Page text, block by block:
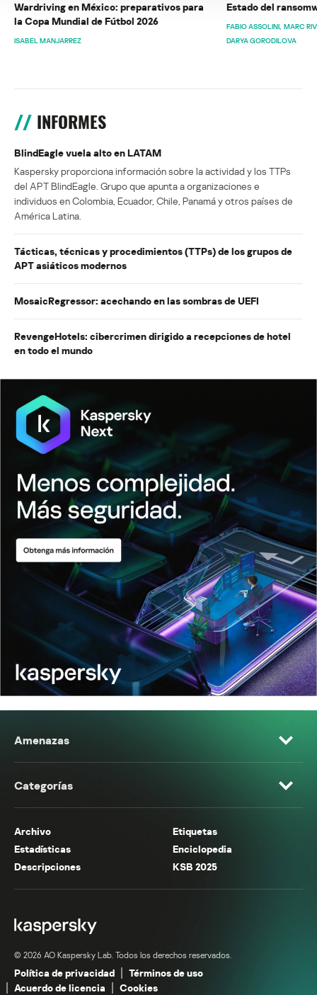
Wardriving en México: preparativos para
la Copa Mundial de Fútbol 2026
ISABEL MANJARREZ
Estado del
FABIO ASSOLINI MARC
DARYA GORODILOVA
INFORMES
BlindEagle vuela alto en LATAM
Kaspersky proporciona información sobre la actividad y los TTPs
del APT BlindEagle. Grupo que apunta a organizaciones e
individuos en Colombia, Ecuador, Chile, Panamá y otros países de
América Latina.
Tácticas, técnicas y procedimientos (TTPs) de los grupos de
APT asiáticos modernos
MosaicRegressor: acechando en las sombras de UEFI
RevengeHotels: cibercrimen dirigido a recepciones de hotel
en todo el mundo
Amenazas
Categorías
Archivo
Etiquetas
Estadísticas
Enciclopedia
Descripciones
KSB 2025
© 2026 AO Kaspersky Lab. Todos los derechos reservados.
Política de privacidad
Términos de uso
Acuerdo de licencia
Cookies